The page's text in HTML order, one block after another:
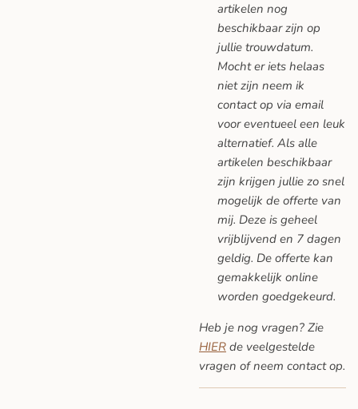
artikelen nog
beschikbaar zijn op
jullie trouwdatum.
Mocht er iets helaas
niet zijn neem ik
contact op via email
voor eventueel een leuk
alternatief. Als alle
artikelen beschikbaar
zijn krijgen jullie zo snel
mogelijk de offerte van
mij. Deze is geheel
vrijblijvend en 7 dagen
geldig. De offerte kan
gemakkelijk online
worden goedgekeurd.
Heb je nog vragen? Zie
HIER de veelgestelde
vragen of neem contact op.